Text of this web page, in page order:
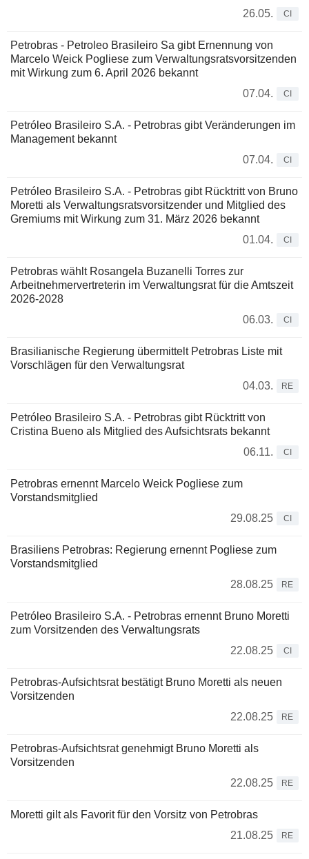
26.05.
CI
Petrobras - Petroleo Brasileiro Sa gibt Ernennung von
Marcelo Weick Pogliese zum Verwaltungsratsvorsitzenden
mit Wirkung zum 6. April 2026 bekannt
07.04.
CI
Petróleo Brasileiro S.A. - Petrobras gibt Veränderungen im
Management bekannt
07.04.
CI
Petróleo Brasileiro S.A. - Petrobras gibt Rücktritt von Bruno
Moretti als Verwaltungsratsvorsitzender und Mitglied des
Gremiums mit Wirkung zum 31. März 2026 bekannt
01.04.
CI
Petrobras wählt Rosangela Buzanelli Torres zur
Arbeitnehmervertreterin im Verwaltungsrat für die Amtszeit
2026-2028
06.03.
CI
Brasilianische Regierung übermittelt Petrobras Liste mit
Vorschlägen für den Verwaltungsrat
04.03.
RE
Petróleo Brasileiro S.A. - Petrobras gibt Rücktritt von
Cristina Bueno als Mitglied des Aufsichtsrats bekannt
06.11.
CI
Petrobras ernennt Marcelo Weick Pogliese zum
Vorstandsmitglied
29.08.25
CI
Brasiliens Petrobras: Regierung ernennt Pogliese zum
Vorstandsmitglied
28.08.25
RE
Petróleo Brasileiro S.A. - Petrobras ernennt Bruno Moretti
zum Vorsitzenden des Verwaltungsrats
22.08.25
CI
Petrobras-Aufsichtsrat bestätigt Bruno Moretti als neuen
Vorsitzenden
22.08.25
RE
Petrobras-Aufsichtsrat genehmigt Bruno Moretti als
Vorsitzenden
22.08.25
RE
Moretti gilt als Favorit für den Vorsitz von Petrobras
21.08.25
RE